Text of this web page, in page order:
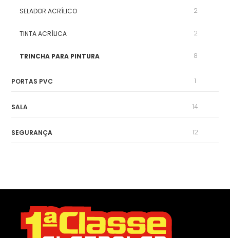
SELADOR ACRÍLICO 2
TINTA ACRÍLICA 2
TRINCHA PARA PINTURA 8
PORTAS PVC 1
SALA 14
SEGURANÇA 12